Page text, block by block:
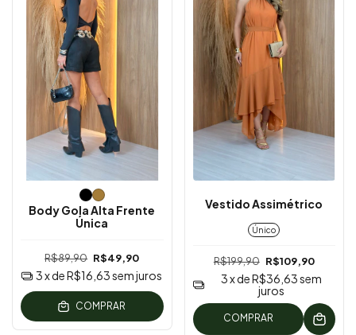
Body Gola Alta Frente
Única
R$89,90 R$49,90
3x deR$16,63sem juros
COMPRAR
Vestido Assimétrico
Único
R$199,90 R$109,90
3x deR$36,63sem
juros
COMPRAR